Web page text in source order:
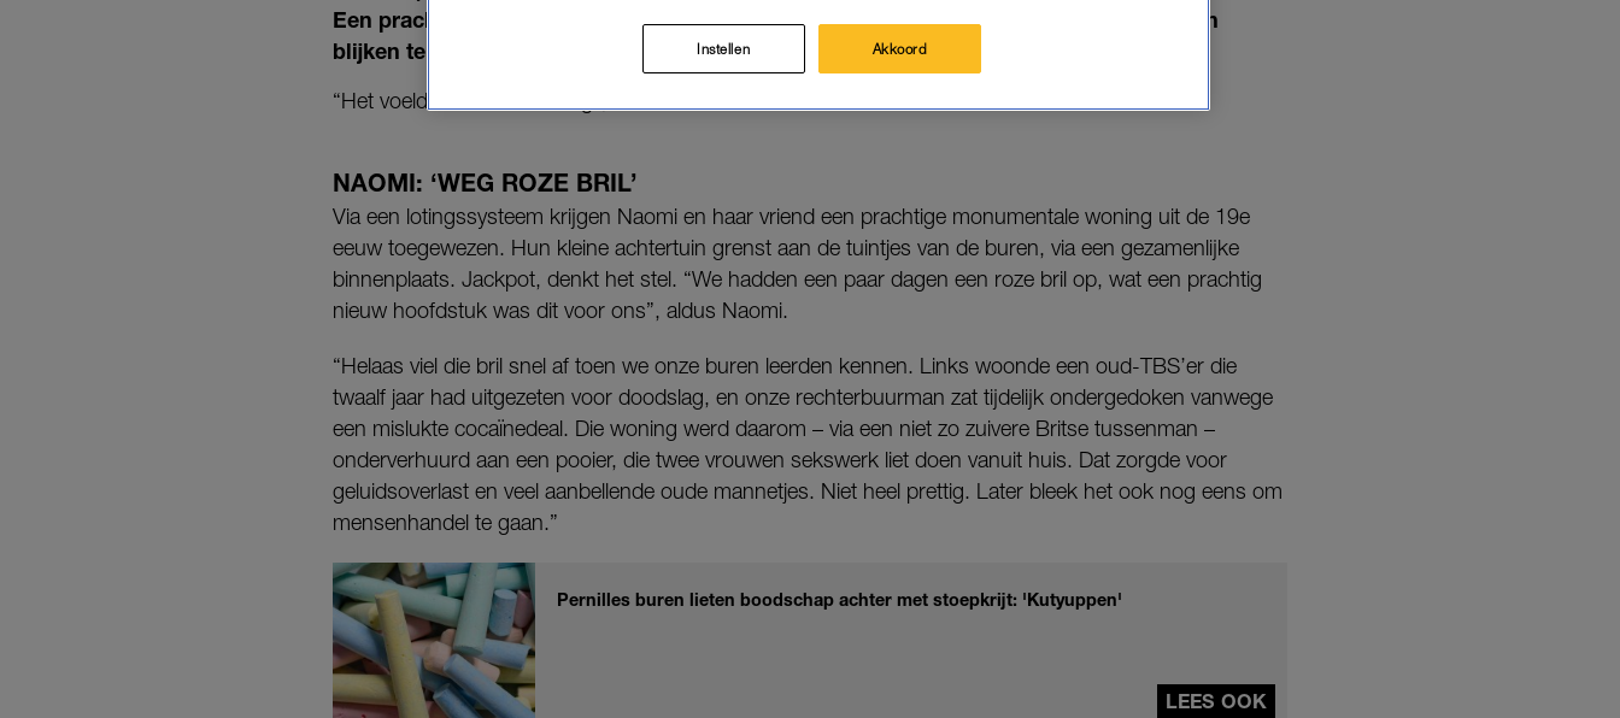
Een prachtstart van hun samenwonende leven, tót ze aan weerszijden criminele buren
blijken te hebben.
“Het voelde extreem onveilig”, vertelt ze aan LINDA.nl.
NAOMI: ‘WEG ROZE BRIL’
Via een lotingssysteem krijgen Naomi en haar vriend een prachtige monumentale woning uit de 19e
eeuw toegewezen. Hun kleine achtertuin grenst aan de tuintjes van de buren, via een gezamenlijke
binnenplaats. Jackpot, denkt het stel. “We hadden een paar dagen een roze bril op, wat een prachtig
nieuw hoofdstuk was dit voor ons”, aldus Naomi.
“Helaas viel die bril snel af toen we onze buren leerden kennen. Links woonde een oud-TBS’er die
twaalf jaar had uitgezeten voor doodslag, en onze rechterbuurman zat tijdelijk ondergedoken vanwege
een mislukte cocaïnedeal. Die woning werd daarom – via een niet zo zuivere Britse tussenman –
onderverhuurd aan een pooier, die twee vrouwen sekswerk liet doen vanuit huis. Dat zorgde voor
geluidsoverlast en veel aanbellende oude mannetjes. Niet heel prettig. Later bleek het ook nog eens om
mensenhandel te gaan.”
Pernilles buren lieten boodschap achter met stoepkrijt: 'Kutyuppen'
LEES OOK
Instellen Akkoord